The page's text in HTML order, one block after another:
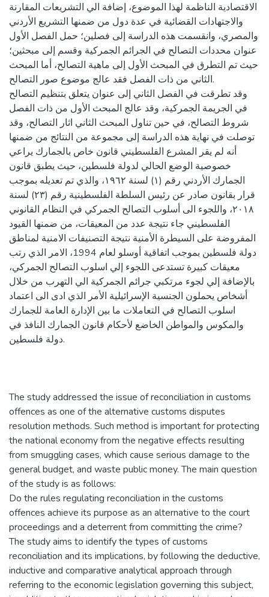
الاقتصادية الناظمة لهذا الموضوع، إضافة الي التشريعات المقارنة
والاجتهادات القضائية في عدة دول من ضمنها التشريع الأردني
والمصري، وانقسمت هذه الدراسة إلى فصلين؛ حمل الفصل الأول
عنوان محددات التصالح في الجرائم الجمركية وقسم إلى مبحثين؛
حيث تم التطرق في المبحث الأول إلى ماهية التصالح، أما المبحث
الثاني من ذات الفصل فقد عالج موضوع صور التصالح.
وقد تطرقت في الفصل الثاني إلى عنوان يتعلق بتنظيم التصالح
في الجريمة الجمركية، وقد عالج المبحث الأول من ذات الفصل
شروط التصالح، في حين تناول المبحث الثاني اثار التصالح، وقد
توصلت في نهاية هذه الدراسة إلى مجموعة من النتائج من ضمنها
أنه لم يقر المشرع الفلسطيني قانون خاص بالجمارك يراعي
خصوصية الوضع الحالي لدولة فلسطين، حيث يطبق قانون
الجمارك الأردني رقم (١) لسنة ١٩٦٢، والذي تم تعديله بموجب
قرار بقانون صادر عن رئيس السلطة الفلسطينية رقم (٢٣) لسنة
٢٠١٨، واللجوء الى أسلوب التصالح الجمركي في النظام القانوني
الفلسطيني جاء نتيجة عدد من المعيقات، من ضمنها القيود
المفروضة على السيطرة الأمنية نتيجة التصنيفات الامنية لمناطق
دولة فلسطين بموجب اتفاقية أوسلو لعام 1994، الامر الذي رتب
معيقات كبيرة تستدعى اللجوء إلي اسلوب التصالح الجمركي،
بالإضافة إلي لجوء مرتكبي جرائم الجمركية الي التهرب من خلال
أشخاص يحملون الجنسية الإسرائيلية الأمر الذي ادى الى اعتماد
اسلوب التصالح في التعاملات ما بين الإدارة العامة للجمارك
والمكوس والمواطن الخاضع لأحكام قانون الجمارك النافذ في
دولة فلسطين.
The study addressed the issue of reconciliation in customs
offences as one of the alternative customs disputes
resolution methods. Such method is important for protecting
the national economy from the negative effects resulting
from smuggling cases, which cause serious damage to the
general budget, and waste public money. The main question
of the study is as follows:
Do the rules regulating reconciliation in the customs
offences achieve its purpose as an alternative to the court
proceedings and a deterrent from committing the crime?
The study aims to identify the types of customs
reconciliation and its implications, by following the deductive,
inductive and comparative analytical approach through
referring to the economic legislation governing this subject,